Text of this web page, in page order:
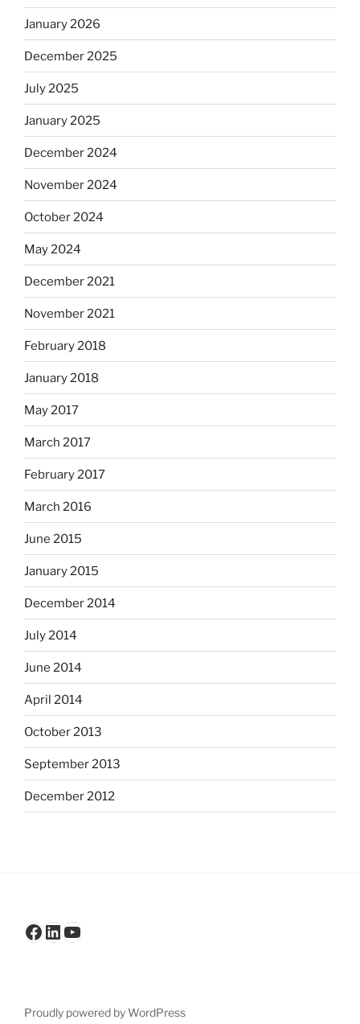
January 2026
December 2025
July 2025
January 2025
December 2024
November 2024
October 2024
May 2024
December 2021
November 2021
February 2018
January 2018
May 2017
March 2017
February 2017
March 2016
June 2015
January 2015
December 2014
July 2014
June 2014
April 2014
October 2013
September 2013
December 2012
Facebook
LinkedIn
YouTube
Proudly powered by WordPress